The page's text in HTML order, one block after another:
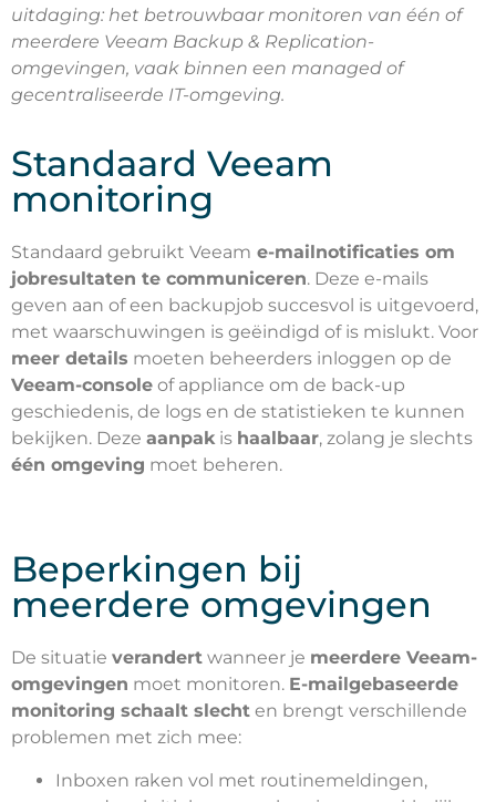
uitdaging: het betrouwbaar monitoren van één of
meerdere Veeam Backup & Replication-
omgevingen, vaak binnen een managed of
gecentraliseerde IT-omgeving.
Standaard Veeam
monitoring
Standaard gebruikt Veeam e-mailnotificaties om
jobresultaten te communiceren. Deze e-mails
geven aan of een backupjob succesvol is uitgevoerd,
met waarschuwingen is geëindigd of is mislukt. Voor
meer details moeten beheerders inloggen op de
Veeam-console of appliance om de back-up
geschiedenis, de logs en de statistieken te kunnen
bekijken. Deze aanpakis haalbaar, zolang je slechts
één omgeving moet beheren.
Beperkingen bij
meerdere omgevingen
De situatie verandert wanneer je meerdere Veeam-
omgevingen moet monitoren. E-mailgebaseerde
monitoring schaalt slecht en brengt verschillende
problemen met zich mee:
Inboxen raken vol met routinemeldingen,